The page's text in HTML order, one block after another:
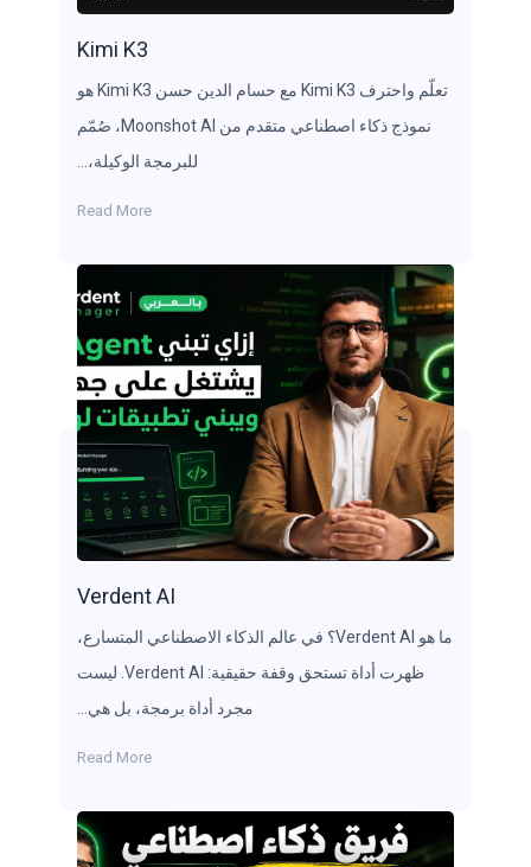
Kimi K3
تعلّم واحترف Kimi K3 مع حسام الدين حسن Kimi K3 هو
نموذج ذكاء اصطناعي متقدم من Moonshot AI، صُمّم
للبرمجة الوكيلة،…
Read More
Verdent AI
ما هو Verdent AI؟ في عالم الذكاء الاصطناعي المتسارع،
ظهرت أداة تستحق وقفة حقيقية: Verdent AI. ليست
مجرد أداة برمجة، بل هي…
Read More